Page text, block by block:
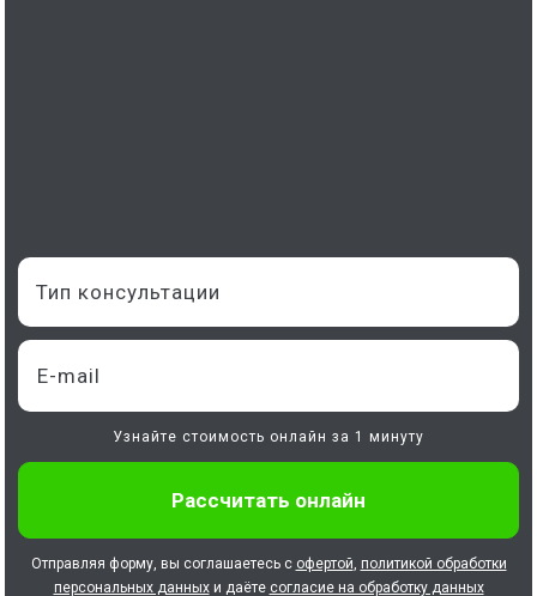
Тип консультации
Узнайте стоимость онлайн за 1 минуту
Отправляя форму, вы соглашаетесь с офертой, политикой обработки
персональных данныхи даёте согласие на обработку данных